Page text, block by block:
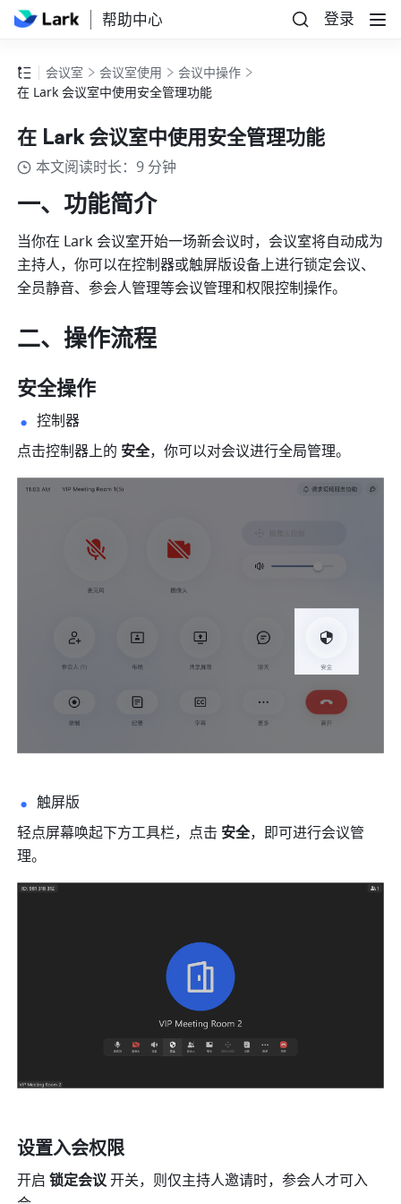
帮助中心 登录
会议室 会议室使用
会议中操作
在 Lark 会议室中使用安全管理功能
在 Lark 会议室中使用安全管理功能
本文阅读时长：9 分钟
一、功能简介
当你在 Lark 会议室开始一场新会议时，会议室将自动成为
主持人，你可以在控制器或触屏版设备上进行锁定会议、
全员静音、参会人管理等会议管理和权限控制操作。
二、操作流程
安全操作
控制器
点击控制器上的 安全，你可以对会议进行全局管理。
触屏版
轻点屏幕唤起下方工具栏，点击 安全，即可进行会议管
理。
设置入会权限
开启 锁定会议 开关，则仅主持人邀请时，参会人才可入